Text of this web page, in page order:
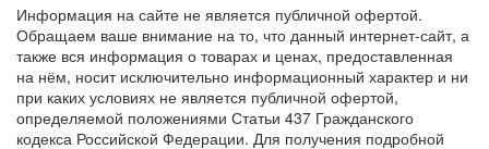
Информация на сайте не является публичной офертой.
Обращаем ваше внимание на то, что данный интернет-сайт, а
также вся информация о товарах и ценах, предоставленная
на нём, носит исключительно информационный характер и ни
при каких условиях не является публичной офертой,
определяемой положениями Статьи 437 Гражданского
кодекса Российской Федерации. Для получения подробной